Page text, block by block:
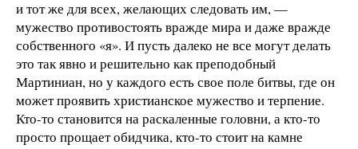
и тот же для всех, желающих следовать им, —
мужество противостоять вражде мира и даже вражде
собственного «я». И пусть далеко не все могут делать
это так явно и решительно как преподобный
Мартиниан, но у каждого есть свое поле битвы, где он
может проявить христианское мужество и терпение.
Кто-то становится на раскаленные головни, а кто-то
просто прощает обидчика, кто-то стоит на камне